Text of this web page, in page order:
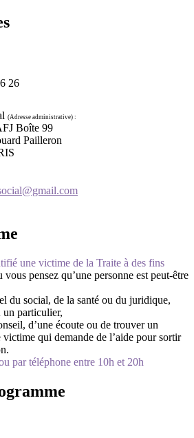
26
(Adresse administrative) :
Boîte 99
Pailleron
une victime de la Traite à des fins
vous pensez qu’une personne est peut-être
du social, de la santé ou du juridique,
un particulier,
d’une écoute ou de trouver un
qui demande de l’aide pour sortir
par téléphone entre 10h et 20h